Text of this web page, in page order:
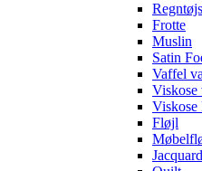
Frotte
Muslin
Satin
Vaffel
Viskose
Fløjl
Jacquard